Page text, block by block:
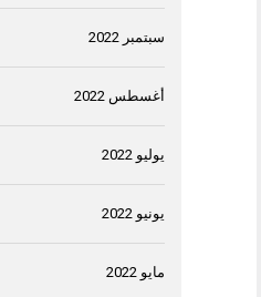
سبتمبر 2022
أغسطس 2022
يوليو 2022
يونيو 2022
مايو 2022